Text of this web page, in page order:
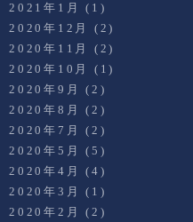
2021年1月
(1)
2020年12月
(2)
2020年11月
(2)
2020年10月
(1)
2020年9月
(2)
2020年8月
(2)
2020年7月
(2)
2020年5月
(5)
2020年4月
(4)
2020年3月
(1)
2020年2月
(2)